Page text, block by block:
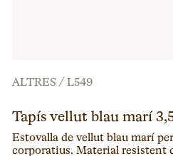
ALTRES /L549
Tapís vellut blau marí
Estovalla de vellut blau marí
corporatius. Material resistent